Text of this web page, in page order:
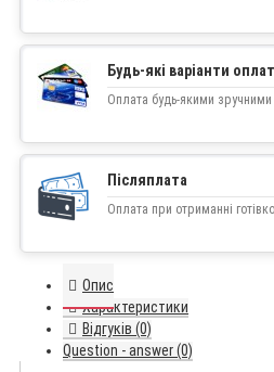
Будь-які варіанти
Оплата будь-якими зручними
Післяплата
Оплата при отриманні
Опис
Характеристики
Відгуків (0)
Question - answer (0)